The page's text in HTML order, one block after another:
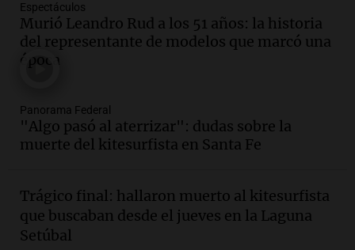
Audio.
la Bulaya abrirá sus puertas mañana con
diversas actividades y sorpresas
Panorama Federal
edificios y proyecta una casa del
estudiante con 48 municipios
involucrados
Episodios
Audio.1° gol de Rosario Central a
Aldosivi (Zalazar en contra) - relato
Gato Greco
Espectáculos
Murió Leandro Rud a los 51 años: la historia
del representante de modelos que marcó una
época
Panorama Federal
"Algo pasó al aterrizar": dudas sobre la
muerte del kitesurfista en Santa Fe
Trágico final: hallaron muerto al kitesurfista
que buscaban desde el jueves en la Laguna
Setúbal